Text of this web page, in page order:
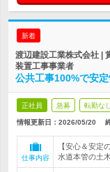
新着
渡辺建設工業株式会社 |
装置工事事業者
公共工事100%で安
正社員 急募 転勤なし
情報更新日：2026/05/20
仕事内容
【安心＆安定
水道本管の土